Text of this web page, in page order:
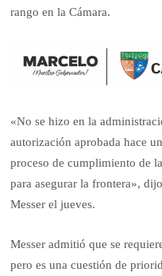
rango en la Cámara.
«No se hizo en la
autorización aprobada hace
proceso de cumplimiento de
para asegurar la frontera»,
Messer el jueves.
Messer admitió que se
pero es una cuestión de